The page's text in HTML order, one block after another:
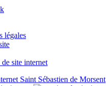
légales
site internet
Saint Sébastien de Morsent